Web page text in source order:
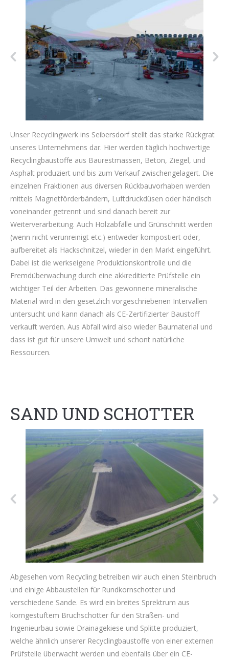
Unser Recyclingwerk ins Seibersdorf stellt das starke Rückgrat
unseres Unternehmens dar. Hier werden täglich hochwertige
Recyclingbaustoffe aus Baurestmassen, Beton, Ziegel, und
Asphalt produziert und bis zum Verkauf zwischengelagert. Die
einzelnen Fraktionen aus diversen Rückbauvorhaben werden
mittels Magnetförderbändern, Luftdruckdüsen oder händisch
voneinander getrennt und sind danach bereit zur
Weiterverarbeitung. Auch Holzabfälle und Grünschnitt werden
(wenn nicht verunreinigt etc.) entweder kompostiert oder,
aufbereitet als Hackschnitzel, wieder in den Markt eingeführt.
Dabei ist die werkseigene Produktionskontrolle und die
Fremdüberwachung durch eine akkreditierte Prüfstelle ein
wichtiger Teil der Arbeiten. Das gewonnene mineralische
Material wird in den gesetzlich vorgeschriebenen Intervallen
untersucht und kann danach als CE-Zertifizierter Baustoff
verkauft werden. Aus Abfall wird also wieder Baumaterial und
dass ist gut für unsere Umwelt und schont natürliche
Ressourcen.
SAND UND SCHOTTER
Abgesehen vom Recycling betreiben wir auch einen Steinbruch
und einige Abbaustellen für Rundkornschotter und
verschiedene Sande. Es wird ein breites Sprektrum aus
korngestuftem Bruchschotter für den Straßen- und
Ingenieurbau sowie Drainagekiese und Splitte produziert,
welche ähnlich unserer Recyclingbaustoffe von einer externen
Prüfstelle überwacht werden und ebenfalls über ein CE-